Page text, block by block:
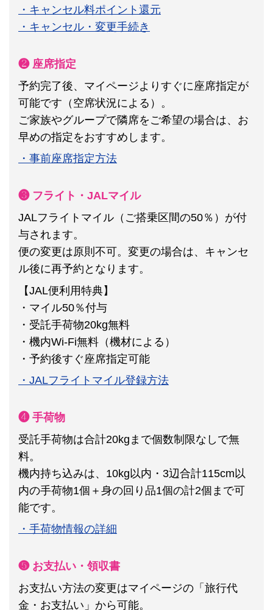
・キャンセル料ポイント還元
・キャンセル・変更手続き
❷ 座席指定
予約完了後、マイページよりすぐに座席指定が
可能です（空席状況による）。
ご家族やグループで隣席をご希望の場合は、お
早めの指定をおすすめします。
・事前座席指定方法
❸ フライト・JALマイル
JALフライトマイル（ご搭乗区間の50％）が付
与されます。
便の変更は原則不可。 変更の場合は、キャンセ
ル後に再予約となります。
【JAL便利用特典】
・マイル50％付与
・受託手荷物20kg無料
・機内Wi-Fi無料（機材による）
・予約後すぐ座席指定可能
・JALフライトマイル登録方法
❹ 手荷物
受託手荷物は合計20kgまで個数制限なしで無
料。
機内持ち込みは、10kg以内・3辺合計115cm以
内の手荷物1個＋身の回り品1個の計2個まで可
能です。
・手荷物情報の詳細
❺ お支払い・領収書
お支払い方法の変更はマイページの「旅行代
金・お支払い」から可能。